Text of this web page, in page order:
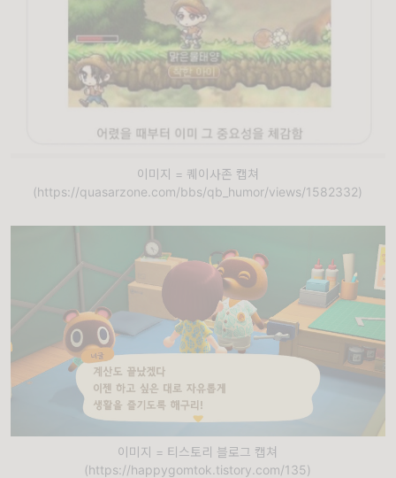
이미지 = 퀘이사존 캡쳐
(https://quasarzone.com/bbs/qb_humor/views/1582332)
이미지 = 티스토리 블로그 캡쳐
(https://happygomtok.tistory.com/135)